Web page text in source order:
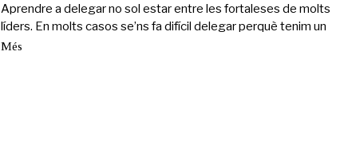
d
'
Aprendre a delegar no sol estar entre les fortaleses de molts
líders. En molts casos se’ns fa difícil delegar perquè tenim un
Més